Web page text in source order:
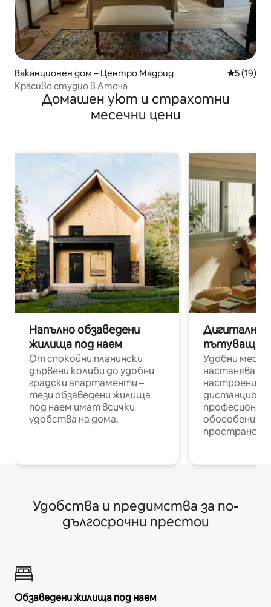
Ваканционен дом – Центро Мадрид Средна
5 (19)
Красиво студио в Аточа
Домашен уют и страхотни
месечни цени
Напълно обзаведени
жилища под наем
От спокойни планински
дървени колиби до удобни
градски апартаменти –
тези обзаведени жилища
под наем имат всички
удобства на дома.
Дигитални
пътуващи
Удобни
настаняване
настроени и
обособени
Удобства и предимства за по-
дългосрочни престои
Обзаведени жилища под наем